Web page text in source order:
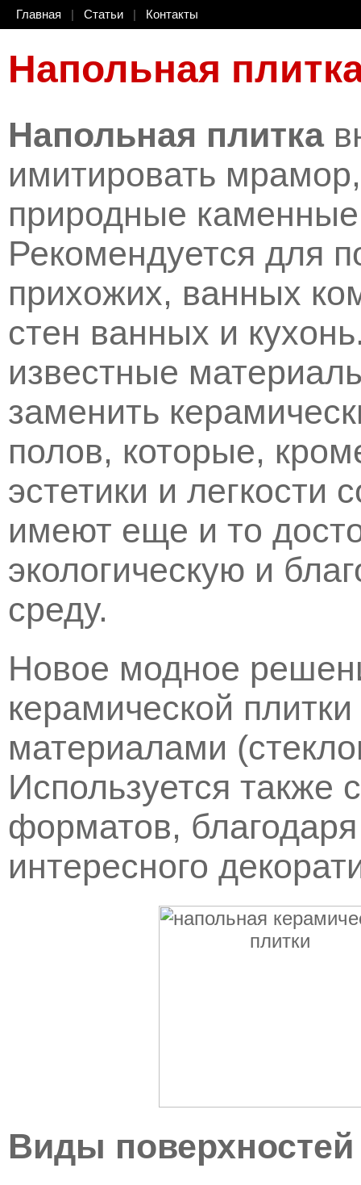
Главная Статьи Контакты
Напольная
Напольная плитка
имитировать
природные
Рекомендуется для
прихожих, ванных
стен ванных и
известные
заменить
полов, которые,
эстетики и легкости
имеют еще и то
экологическую и
среду.
Новое модное
керамической
материалами
Используется также
форматов,
интересного
Виды поверхностей